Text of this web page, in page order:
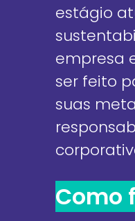
estágio
empresa
ser feito
suas
Como